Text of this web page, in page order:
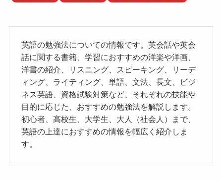
英語の勉強法についての情報です。英会話や英会
話に関する書籍、学習におすすめの洋楽や洋画、
洋書の紹介、リスニング、スピーキング、リーデ
ィング、ライティング、単語、文法、長文、ビジ
ネス英語、資格試験対策など、それぞれの技能や
目的に応じた、おすすめの勉強法を解説します。
初心者、高校生、大学生、大人（社会人）まで、
英語の上達におすすめの情報を幅広く紹介しま
す。